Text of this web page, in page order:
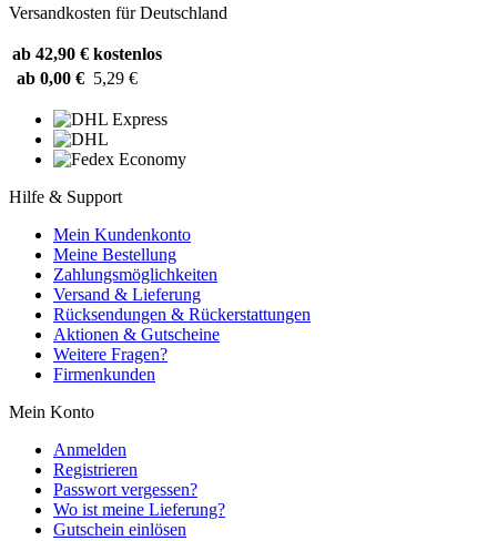
Versandkosten für Deutschland
ab 42,90 € kostenlos
ab 0,00 € 5,29 €
Hilfe & Support
Mein Kundenkonto
Meine Bestellung
Zahlungsmöglichkeiten
Versand & Lieferung
Rücksendungen & Rückerstattungen
Aktionen & Gutscheine
Weitere Fragen?
Firmenkunden
Mein Konto
Anmelden
Registrieren
Passwort vergessen?
Wo ist meine Lieferung?
Gutschein einlösen